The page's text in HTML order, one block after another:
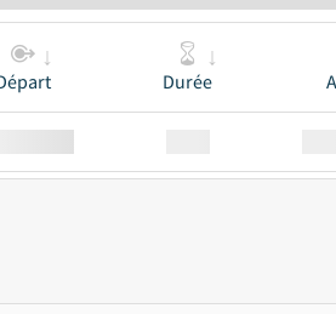
Durée